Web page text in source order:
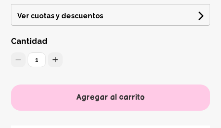
Ver cuotas y descuentos
Cantidad
1
Agregar al carrito